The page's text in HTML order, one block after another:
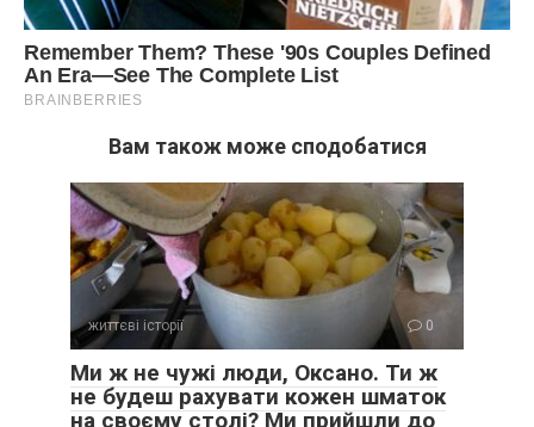
Вам також може сподобатися
життєві історії 0
Ми ж не чужі люди, Оксано. Ти ж
не будеш рахувати кожен шматок
на своєму столі? Ми прийшли до